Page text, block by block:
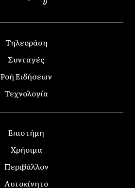
Τηλεοράση
Συνταγές
Ροή Ειδήσεων
Τεχνολογία
Επιστήμη
Χρήσιμα
Περιβάλλον
Αυτοκίνητο